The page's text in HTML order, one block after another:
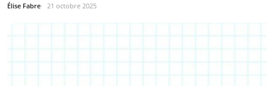
Élise Fabre 21 octobre 2025